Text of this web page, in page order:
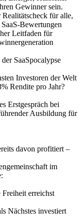
Gewinner sein.
für alle,
Bewertungen
Leitfaden für
SaaSpocalypse
Investoren der Welt
Rendite pro Jahr?
Erstgespräch bei
Ausbildung für
davon profitiert –
im
erreichst
Nächstes investiert